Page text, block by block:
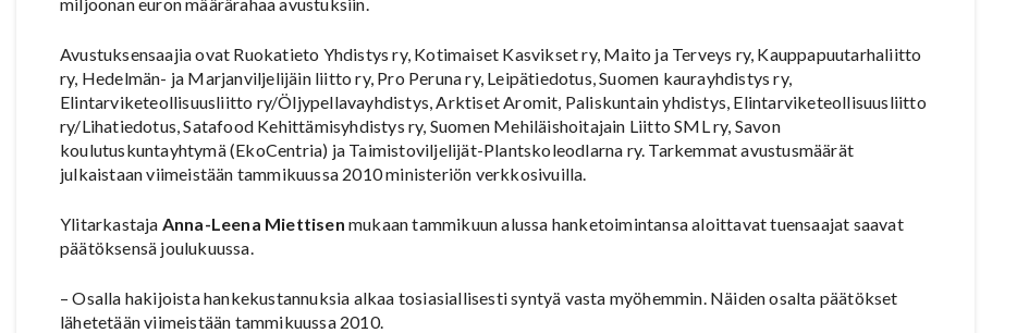
Avustuksensaajia ovat Ruokatieto Yhdistys ry, Kotimaiset Kasvikset ry, Maito ja Terveys ry, Kauppapuutarhaliitto
ry, Hedelmän- ja Marjanviljelijäin liitto ry, Pro Peruna ry, Leipätiedotus, Suomen kaurayhdistys ry,
Elintarviketeollisuusliitto ry/Öljypellavayhdistys, Arktiset Aromit, Paliskuntain yhdistys, Elintarviketeollisuusliitto
ry/Lihatiedotus, Satafood Kehittämisyhdistys ry, Suomen Mehiläishoitajain Liitto SML ry, Savon
koulutuskuntayhtymä (EkoCentria) ja Taimistoviljelijät-Plantskoleodlarna ry. Tarkemmat avustusmäärät
julkaistaan viimeistään tammikuussa 2010 ministeriön verkkosivuilla.
Ylitarkastaja Anna-Leena Miettisen mukaan tammikuun alussa hanketoimintansa aloittavat tuensaajat saavat
päätöksensä joulukuussa.
– Osalla hakijoista hankekustannuksia alkaa tosiasiallisesti syntyä vasta myöhemmin. Näiden osalta päätökset
lähetetään viimeistään tammikuussa 2010.